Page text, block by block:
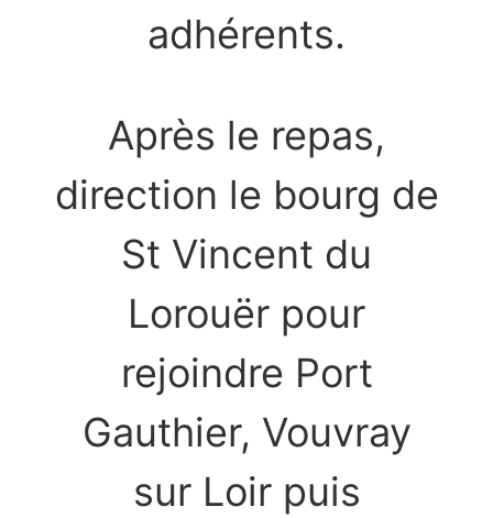
adhérents.
Après le repas,
direction le bourg de
St Vincent du
Lorouër pour
rejoindre Port
Gauthier, Vouvray
sur Loir puis